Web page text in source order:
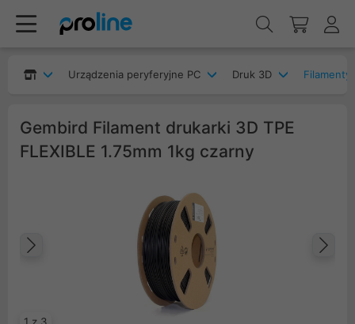
Urządzenia peryferyjne PC Druk 3D Filamenty
Gembird Filament drukarki 3D TPE
FLEXIBLE 1.75mm 1kg czarny
Poprzedni